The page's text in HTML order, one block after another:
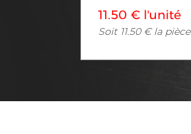
11.50 € l'unité
Soit 11.50 € la pièce